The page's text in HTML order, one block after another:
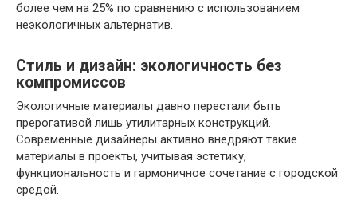
более чем на 25% по сравнению с использованием
неэкологичных альтернатив.
Стиль и дизайн: экологичность без
компромиссов
Экологичные материалы давно перестали быть
прерогативой лишь утилитарных конструкций.
Современные дизайнеры активно внедряют такие
материалы в проекты, учитывая эстетику,
функциональность и гармоничное сочетание с городской
средой.